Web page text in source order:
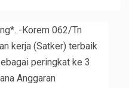
-Korem 062/Tn
kerja (Satker) terbaik
peringkat ke 3
Anggaran